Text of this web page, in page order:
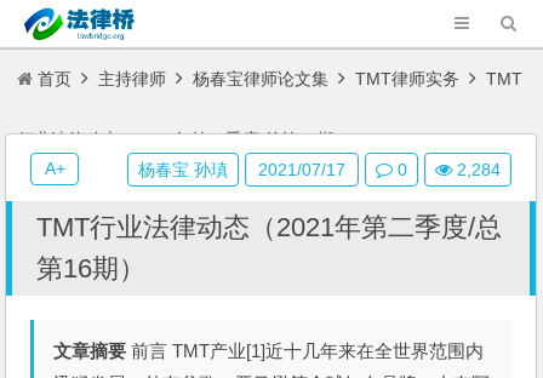
首页 主持律师 杨春宝律师论文集 TMT律师实务 TMT
行业法律动态（2021年第二季度/总第16期）
TMT行业法律动态（2021年第二季度/总
第16期）
文章摘要 前言 TMT产业[1]近十几年来在全世界范围内
杨春宝 孙瑱 2021/07/17 0 2,284
A+